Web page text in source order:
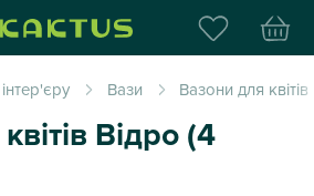
Інтернет-магазин
Вази Вазони для квітів
Відро (4